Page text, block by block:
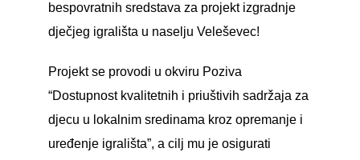
bespovratnih sredstava za projekt izgradnje
dječjeg igrališta u naselju Veleševec!
Projekt se provodi u okviru Poziva
“Dostupnost kvalitetnih i priuštivih sadržaja za
djecu u lokalnim sredinama kroz opremanje i
uređenje igrališta”, a cilj mu je osigurati